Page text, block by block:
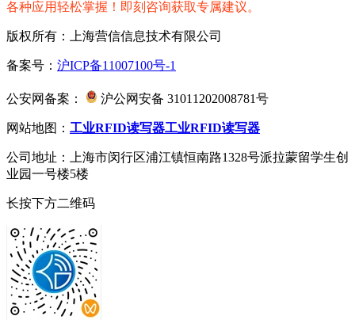
各种应用轻松掌握！即刻咨询获取专属建议。
版权所有：上海营信信息技术有限公司
备案号： 沪ICP备11007100号-1
公安网备案： 沪公网安备 31011202008781号
网站地图： 工业RFID读写器工业RFID读写器
公司地址：上海市闵行区浦江镇恒南路1328号派拉蒙留学生创
业园一号楼5楼
长按下方二维码